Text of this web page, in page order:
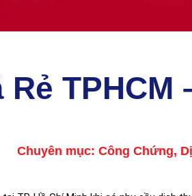
TPHCM
Chuyên mục: Công Chứng,